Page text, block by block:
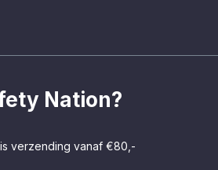
Nation?
verzending vanaf €80,-